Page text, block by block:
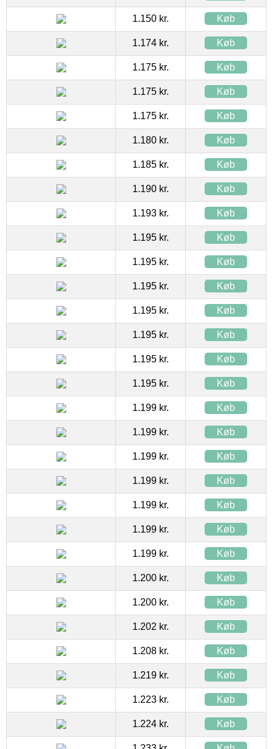
1.150 kr. Køb
1.174 kr. Køb
1.175 kr. Køb
1.175 kr. Køb
1.175 kr. Køb
1.180 kr. Køb
1.185 kr. Køb
1.190 kr. Køb
1.193 kr. Køb
1.195 kr. Køb
1.195 kr. Køb
1.195 kr. Køb
1.195 kr. Køb
1.195 kr. Køb
1.195 kr. Køb
1.195 kr. Køb
1.199 kr. Køb
1.199 kr. Køb
1.199 kr. Køb
1.199 kr. Køb
1.199 kr. Køb
1.199 kr. Køb
1.199 kr. Køb
1.200 kr. Køb
1.200 kr. Køb
1.202 kr. Køb
1.208 kr. Køb
1.219 kr. Køb
1.223 kr. Køb
1.224 kr. Køb